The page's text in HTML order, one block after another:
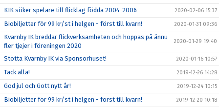
KIK söker spelare till flicklag födda 2004-2006 2020-02-06 15:37
Biobiljetter för 99 kr/st i helgen - först till kvarn! 2020-01-31 09:36
Kvarnby IK breddar flickverksamheten och hoppas på ännu
fler tjejer i föreningen 2020
2020-01-29 19:40
Stötta Kvarnby IK via Sponsorhuset! 2020-01-16 10:57
Tack alla! 2019-12-26 14:28
God jul och Gott nytt år! 2019-12-24 10:15
Biobiljetter för 99 kr/st i helgen - först till kvarn! 2019-12-20 10:18